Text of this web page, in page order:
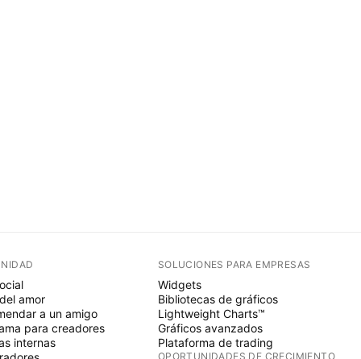
amor
a un amigo
para creadores
internas
SOLUCIONES PARA EMPRESAS
Widgets
Bibliotecas de gráficos
Lightweight Charts™
Gráficos avanzados
Plataforma de trading
OPORTUNIDADES DE CRECIMIENTO